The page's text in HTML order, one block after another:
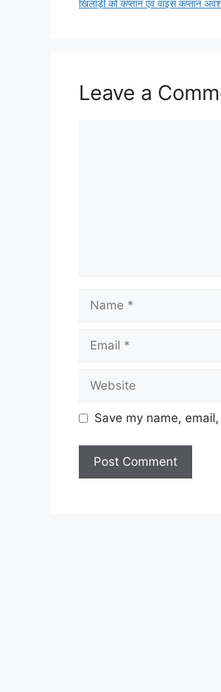
खिलाड़ी को कप्तान एवं वाइस कप्तान
Leave a
Name
Email
Website
Save my name,